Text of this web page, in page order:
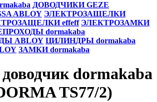
ДОВОДЧИКИ GEZE
ABLOY ЭЛЕКТРОЗАЩЕЛКИ
effeff ЭЛЕКТРОЗАМКИ
dormakaba
ABLOY ЦИЛИНДРЫ dormakaba
ЗАМКИ dormakaba
dormakaba
TS77/2)